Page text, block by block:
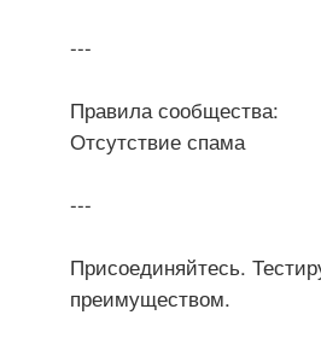
---
Правила сообщества:
Отсутствие спама
---
Присоединяйтесь.
преимуществом.